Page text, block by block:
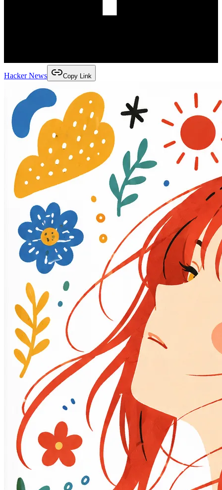
Hacker News Copy Link